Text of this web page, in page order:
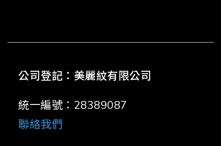
公司登記：美麗紋有限公司
統一編號：28389087
聯絡我們